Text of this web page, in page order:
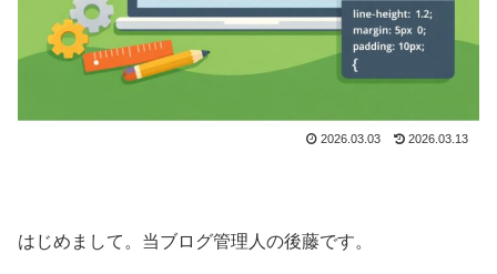
2026.03.03 2026.03.13
はじめまして。当ブログ管理人の後藤です。